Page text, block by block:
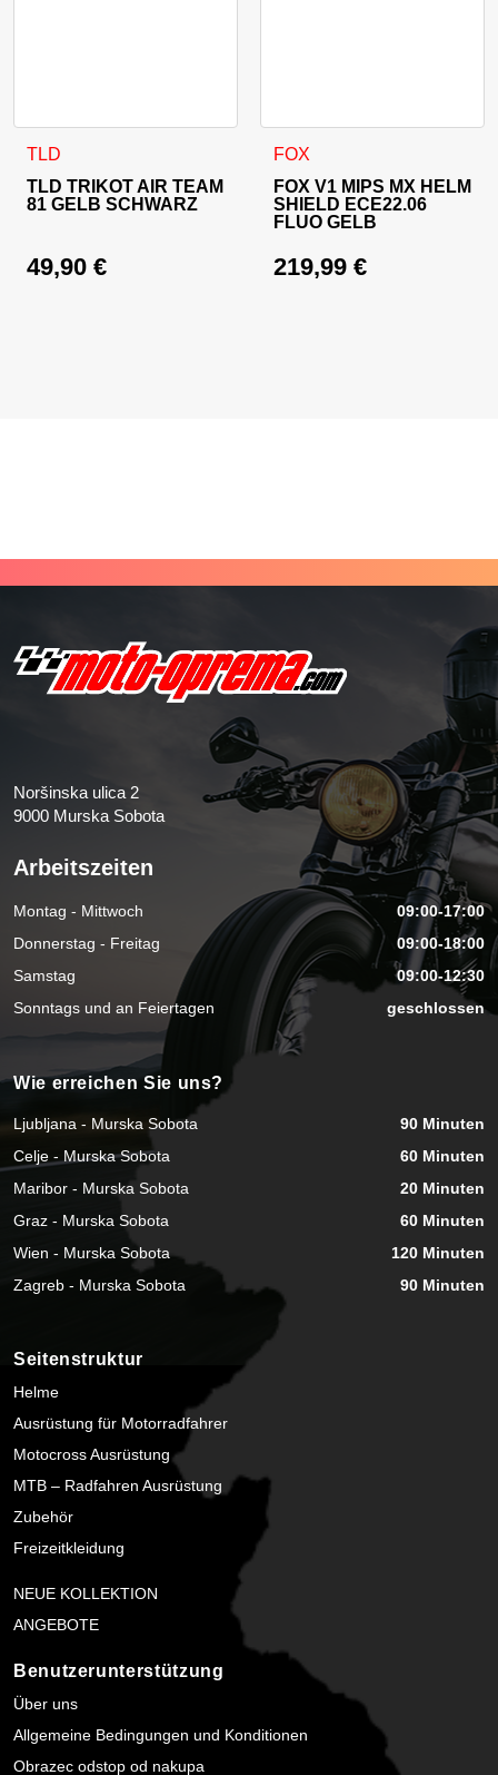
TLD
TLD TRIKOT AIR TEAM
81 GELB SCHWARZ
49,90 €
Dieses Produkt weist mehrere Varianten auf. Die Optionen
FOX
FOX V1 MIPS MX HELM
SHIELD ECE22.06
FLUO GELB
219,99 €
Dieses Produkt weist
Noršinska ulica 2
9000 Murska Sobota
Arbeitszeiten
Montag - Mittwoch
09:00-17:00
Donnerstag - Freitag
09:00-18:00
Samstag
09:00-12:30
Sonntags und an Feiertagen
geschlossen
Wie erreichen Sie uns?
Ljubljana - Murska Sobota
90 Minuten
Celje - Murska Sobota
60 Minuten
Maribor - Murska Sobota
20 Minuten
Graz - Murska Sobota
60 Minuten
Wien - Murska Sobota
120 Minuten
Zagreb - Murska Sobota
90 Minuten
Seitenstruktur
Helme
Ausrüstung für Motorradfahrer
Motocross Ausrüstung
MTB – Radfahren Ausrüstung
Zubehör
Freizeitkleidung
NEUE KOLLEKTION
ANGEBOTE
Benutzerunterstützung
Über uns
Allgemeine Bedingungen und Konditionen
Obrazec odstop od nakupa